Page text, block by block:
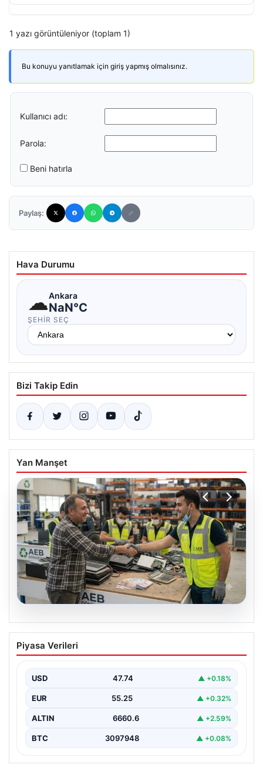
1 yazı görüntüleniyor (toplam 1)
Bu konuyu yanıtlamak için giriş yapmış olmalısınız.
Kullanıcı adı:
Parola:
Beni hatırla
Paylaş:
Hava Durumu
☁Ankara
NaN°C
ŞEHIR SEÇ
Bizi Takip Edin
Yan Manşet
08.08.2026
Profesyonel Atık Dönüşümü ve Geri
Hizmetleri
envanterlerini belirli periyotlarla güncellemektedir.
Yapılan yenileme süreçlerinde boşta…
Piyasa Verileri
USD 47.74 ▲ +0.18%
EUR 55.25 ▲ +0.32%
ALTIN 6660.6 ▲ +2.59%
BTC 3097948 ▲ +0.08%